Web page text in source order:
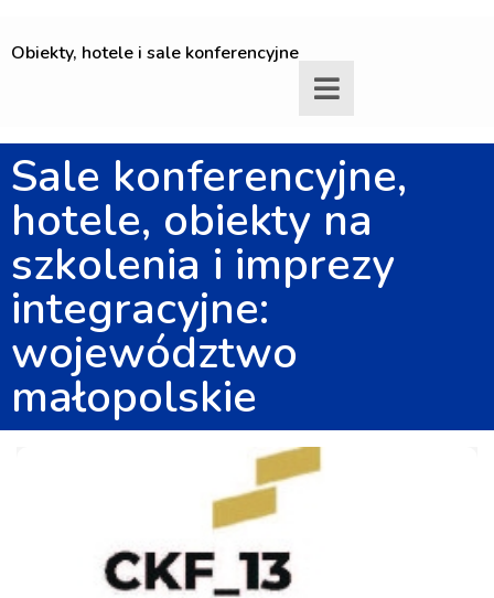
Obiekty, hotele i sale konferencyjne
Sale konferencyjne,
hotele, obiekty na
szkolenia i imprezy
integracyjne:
województwo
małopolskie